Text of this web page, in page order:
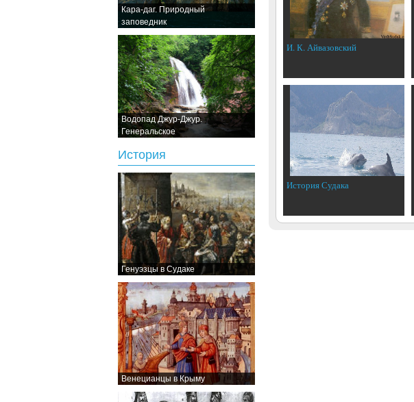
Кара-даг. Природный
заповедник
Водопад Джур-Джур.
Генеральское
История
Генуэзцы в Судаке
Венецианцы в Крыму
И. К. Айвазовский
История Судака